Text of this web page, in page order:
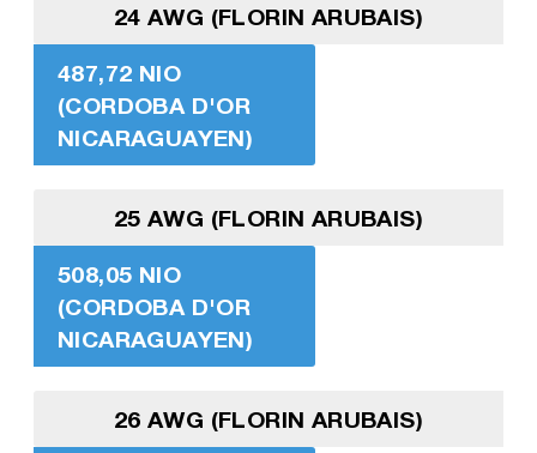
24 AWG (FLORIN ARUBAIS)
487,72 NIO
(CORDOBA D'OR
NICARAGUAYEN)
25 AWG (FLORIN ARUBAIS)
508,05 NIO
(CORDOBA D'OR
NICARAGUAYEN)
26 AWG (FLORIN ARUBAIS)